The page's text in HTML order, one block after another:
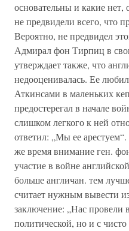
основательны и какие
не предвидели всего, что
Вероятно, не предвидел
Адмирал фон Тирпиц в
утверждает также, что
недооценивалась. Ее
Аткинсами в маленьких
предостерегал в начале
слишком легкого к ней
ответил: „Мы ее
же время внимание ген.
участие в войне
больше англичан. тем
считает нужным вывести
заключение: „Нас провели
политической, но и с